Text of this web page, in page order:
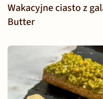
Wakacyjne ciasto z
Butter